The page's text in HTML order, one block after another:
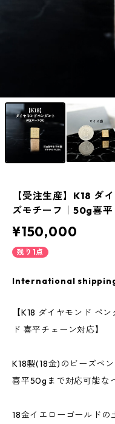
【受注生産】K18 ダ
ズモチーフ｜50g喜
¥150,000
残り1点
International
【K18 ダイヤモンド ペ
ド 喜平チェーン対応】
K18製(18金)のビーズペン
喜平50gまで対応可能な
18金イエローゴールド